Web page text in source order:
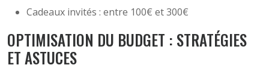
Cadeaux invités : entre 100€ et 300€
OPTIMISATION DU BUDGET : STRATÉGIES
ET ASTUCES